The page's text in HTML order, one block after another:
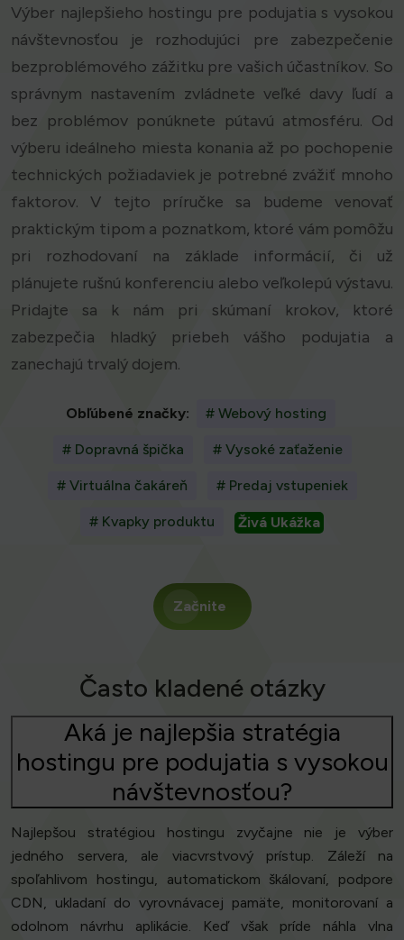
Výber najlepšieho hostingu pre podujatia s vysokou
návštevnosťou je rozhodujúci pre zabezpečenie
bezproblémového zážitku pre vašich účastníkov. So
správnym nastavením zvládnete veľké davy ľudí a
bez problémov ponúknete pútavú atmosféru. Od
výberu ideálneho miesta konania až po pochopenie
technických požiadaviek je potrebné zvážiť mnoho
faktorov. V tejto príručke sa budeme venovať
praktickým tipom a poznatkom, ktoré vám pomôžu
pri rozhodovaní na základe informácií, či už
plánujete rušnú konferenciu alebo veľkolepú výstavu.
Pridajte sa k nám pri skúmaní krokov, ktoré
zabezpečia hladký priebeh vášho podujatia a
zanechajú trvalý dojem.
Obľúbené značky: # Webový hosting
# Dopravná špička # Vysoké zaťaženie
# Virtuálna čakáreň # Predaj vstupeniek
# Kvapky produktu Živá Ukážka
Začnite
Často kladené otázky
Aká je najlepšia stratégia
hostingu pre podujatia s vysokou
návštevnosťou?
Najlepšou stratégiou hostingu zvyčajne nie je výber
jedného servera, ale viacvrstvový prístup. Záleží na
spoľahlivom hostingu, automatickom škálovaní, podpore
CDN, ukladaní do vyrovnávacej pamäte, monitorovaní a
odolnom návrhu aplikácie. Keď však príde náhla vlna